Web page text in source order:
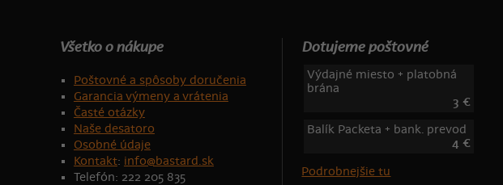
Všetko o nákupe
Poštovné a spôsoby doručenia
Garancia výmeny a vrátenia
Časté otázky
Naše desatoro
Osobné údaje
Kontakt: info@bastard.sk
Telefón: 222 205 835
Dotujeme poštovné
Výdajné miesto + platobná
brána
3 €
Balík Packeta + bank. prevod
4 €
Podrobnejšie tu